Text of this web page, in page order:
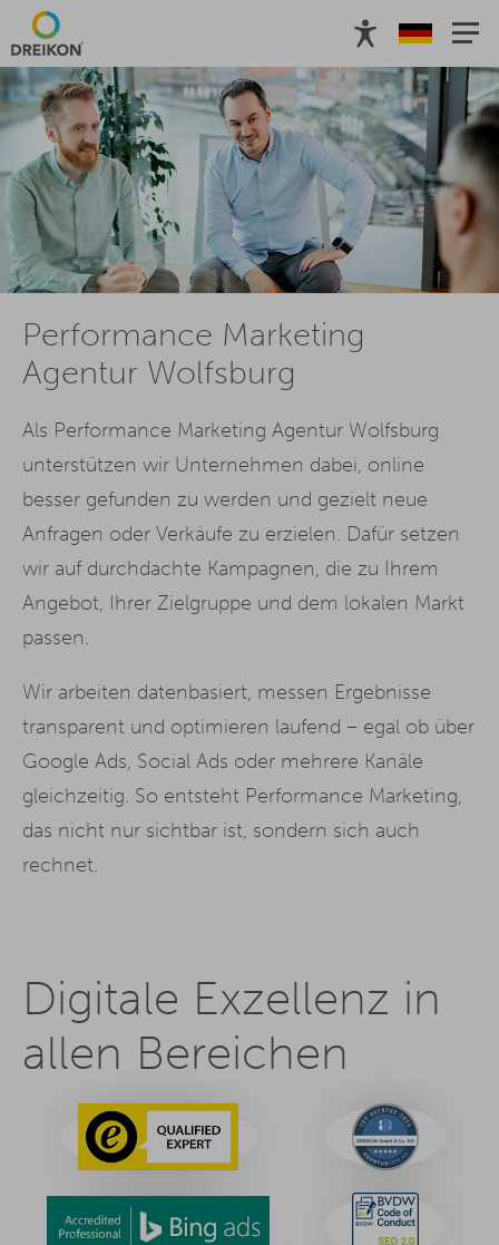
Performance Marketing
Agentur Wolfsburg
Als Performance Marketing Agentur Wolfsburg
unterstützen wir Unternehmen dabei, online
besser gefunden zu werden und gezielt neue
Anfragen oder Verkäufe zu erzielen. Dafür setzen
wir auf durchdachte Kampagnen, die zu Ihrem
Angebot, Ihrer Zielgruppe und dem lokalen Markt
passen.
Wir arbeiten datenbasiert, messen Ergebnisse
transparent und optimieren laufend – egal ob über
Google Ads, Social Ads oder mehrere Kanäle
gleichzeitig. So entsteht Performance Marketing,
das nicht nur sichtbar ist, sondern sich auch
rechnet.
Digitale Exzellenz in
allen Bereichen